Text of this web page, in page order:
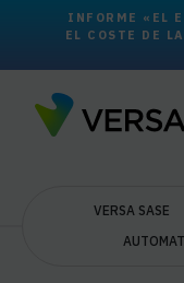
INFORME «EL
EL COSTE DE
VERSA SASE